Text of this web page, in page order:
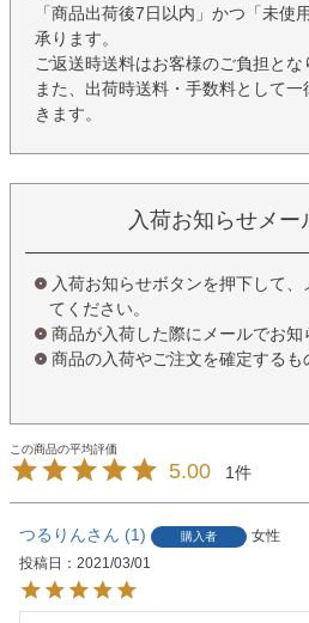
「商品出荷後7日以内」かつ「未使
承ります。
ご返送時送料はお客様のご負担とな
また、出荷時送料・手数料として
きます。
入荷お知らせメー
入荷お知らせボタンを押下して
てください。
商品が入荷した際にメールでお知
商品の入荷やご注文を確定するも
5.00 1
つるりん 1 購入者
女性
投稿日
2021/03/01